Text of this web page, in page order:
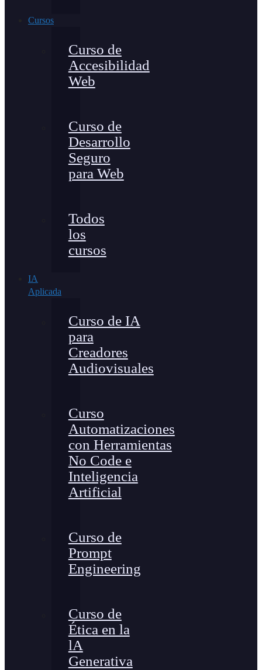
Cursos
Curso de
Accesibilidad
Web
Curso de
Desarrollo
Seguro
para Web
Todos
los
cursos
IA
Aplicada
Curso de IA
para
Creadores
Audiovisuales
Curso
Automatizaciones
con Herramientas
No Code e
Inteligencia
Artificial
Curso de
Prompt
Engineering
Curso de
Ética en la
lA
Generativa